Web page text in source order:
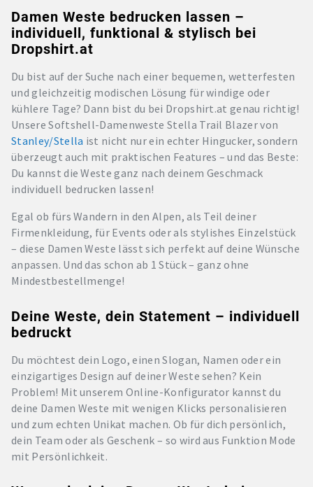
Damen Weste bedrucken lassen –
individuell, funktional & stylisch bei
Dropshirt.at
Du bist auf der Suche nach einer bequemen, wetterfesten
und gleichzeitig modischen Lösung für windige oder
kühlere Tage? Dann bist du bei Dropshirt.at genau richtig!
Unsere Softshell-Damenweste Stella Trail Blazer von
Stanley/Stella ist nicht nur ein echter Hingucker, sondern
überzeugt auch mit praktischen Features – und das Beste:
Du kannst die Weste ganz nach deinem Geschmack
individuell bedrucken lassen!
Egal ob fürs Wandern in den Alpen, als Teil deiner
Firmenkleidung, für Events oder als stylishes Einzelstück
– diese Damen Weste lässt sich perfekt auf deine Wünsche
anpassen. Und das schon ab 1 Stück – ganz ohne
Mindestbestellmenge!
Deine Weste, dein Statement – individuell
bedruckt
Du möchtest dein Logo, einen Slogan, Namen oder ein
einzigartiges Design auf deiner Weste sehen? Kein
Problem! Mit unserem Online-Konfigurator kannst du
deine Damen Weste mit wenigen Klicks personalisieren
und zum echten Unikat machen. Ob für dich persönlich,
dein Team oder als Geschenk – so wird aus Funktion Mode
mit Persönlichkeit.